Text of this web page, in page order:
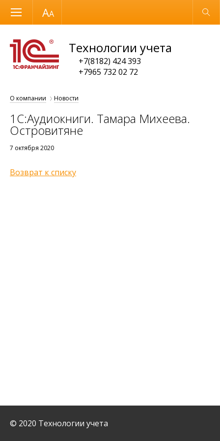
Размер шрифта Обычная версия
Технологии учета
+7(8182) 424 393
+7965 732 02 72
О компании Новости
1С:Аудиокниги. Тамара Михеева.
Островитяне
7 октября 2020
Возврат к списку
© 2020 Технологии учета